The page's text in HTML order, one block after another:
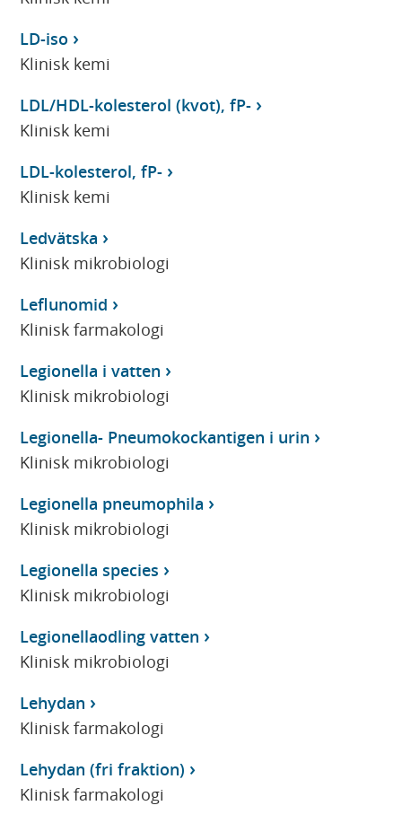
LD-iso
Klinisk kemi
LDL/HDL-kolesterol (kvot), fP-
Klinisk kemi
LDL-kolesterol, fP-
Klinisk kemi
Ledvätska
Klinisk mikrobiologi
Leflunomid
Klinisk farmakologi
Legionella i vatten
Klinisk mikrobiologi
Legionella- Pneumokockantigen i urin
Klinisk mikrobiologi
Legionella pneumophila
Klinisk mikrobiologi
Legionella species
Klinisk mikrobiologi
Legionellaodling vatten
Klinisk mikrobiologi
Lehydan
Klinisk farmakologi
Lehydan (fri fraktion)
Klinisk farmakologi